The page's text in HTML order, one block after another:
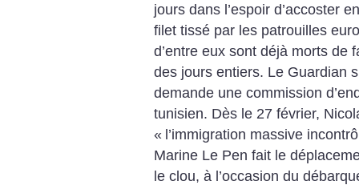
jours dans l’espoir d’accoster
filet tissé par les patrouilles
d’entre eux sont déjà morts de
des jours entiers. Le Guardian
demande une commission
tunisien. Dès le 27 février,
« l’immigration massive
Marine Le Pen fait le
le clou, à l’occasion du